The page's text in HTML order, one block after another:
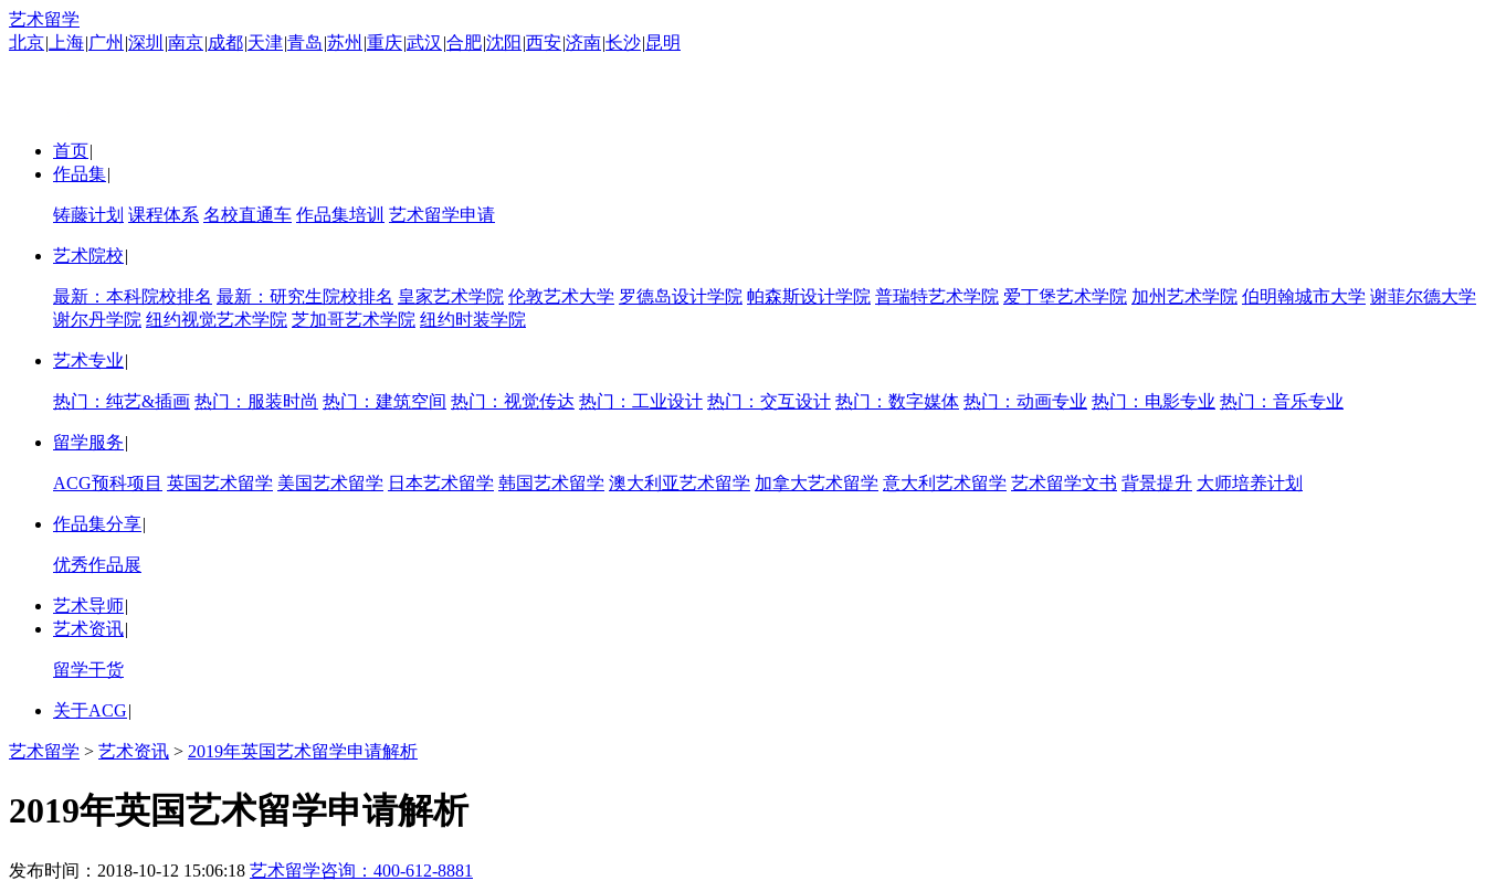
艺术留学
北京| 上海|广州 |深圳 |南京|成都|天津|青岛|苏州 |重庆|武汉 |合肥|沈阳 |西安|济南|长沙|昆明
首页|
作品集|
铸藤计划 课程体系 名校直通车 作品集培训 艺术留学申请
艺术院校|
最新：本科院校排名 最新：研究生院校排名 皇家艺术学院 伦敦艺术大学 罗德岛设计学院 帕森斯设计学院 普瑞特艺术学院 爱丁堡艺术学院 加州艺术学院 伯明翰城市大学 谢菲尔德大学
谢尔丹学院 纽约视觉艺术学院 芝加哥艺术学院 纽约时装学院
艺术专业|
热门：纯艺&插画 热门：服装时尚 热门：建筑空间 热门：视觉传达 热门：工业设计 热门：交互设计 热门：数字媒体 热门：动画专业 热门：电影专业 热门：音乐专业
留学服务|
ACG预科项目 英国艺术留学 美国艺术留学 日本艺术留学 韩国艺术留学 澳大利亚艺术留学 加拿大艺术留学 意大利艺术留学 艺术留学文书 背景提升 大师培养计划
作品集分享|
优秀作品展
艺术导师|
艺术资讯|
留学干货
关于ACG|
艺术留学 > 艺术资讯 > 2019年英国艺术留学申请解析
2019年英国艺术留学申请解析
发布时间：2018-10-12 15:06:18 艺术留学咨询： 400-612-8881